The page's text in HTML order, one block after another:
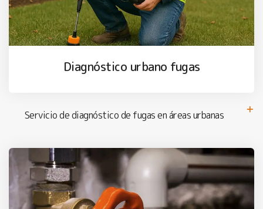
Diagnóstico urbano fugas
Servicio de diagnóstico de fugas en áreas urbanas